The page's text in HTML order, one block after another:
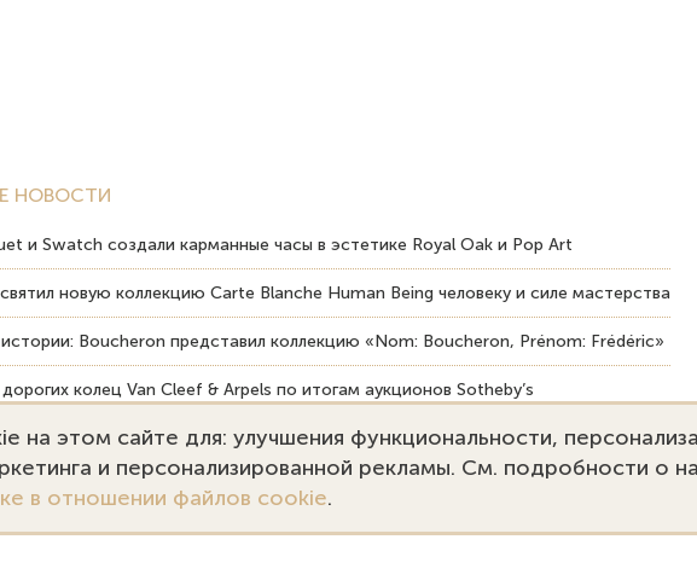
НОВОСТИ
и Swatch создали карманные часы в эстетике Royal Oak и Pop Art
новую коллекцию Carte Blanche Human Being человеку и силе мастерства
Boucheron представил коллекцию «Nom: Boucheron, Prénom: Frédéric»
колец Van Cleef & Arpels по итогам аукционов Sotheby’s
драгоценных камней влияет на долговечность ювелирных изделий
этом сайте для: улучшения функциональности,
и персонализированной рекламы. См. подробности о
в отношении файлов cookie.